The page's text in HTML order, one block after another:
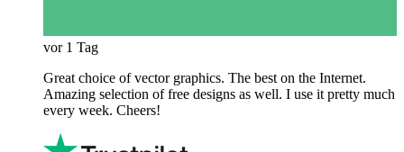
vor 1 Tag
Great choice of vector graphics. The best on the Internet.
Amazing selection of free designs as well. I use it pretty much
every week. Cheers!